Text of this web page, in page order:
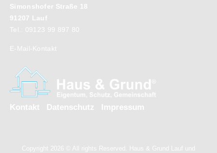
Simonshofer Straße 18
91207 Lauf
Tel.: 09123 99 897 80
E-Mail-Kontakt
Kontakt Datenschutz Impressum
Copyright 2026 © All rights Reserved. Haus & Grund Lauf und